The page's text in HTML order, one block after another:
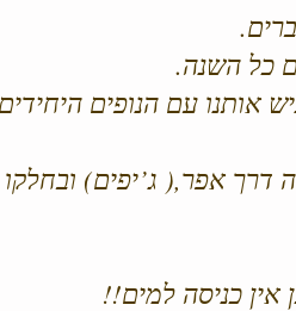
כל השנה.
אותנו עם הנופים
דרך אפר,( ג’יפים)
אין כניסה למים!!